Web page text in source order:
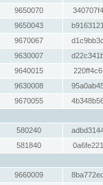
9650070
9650043
9670067
9630007
9640015
9630008
9670055
580240
581840
9660009